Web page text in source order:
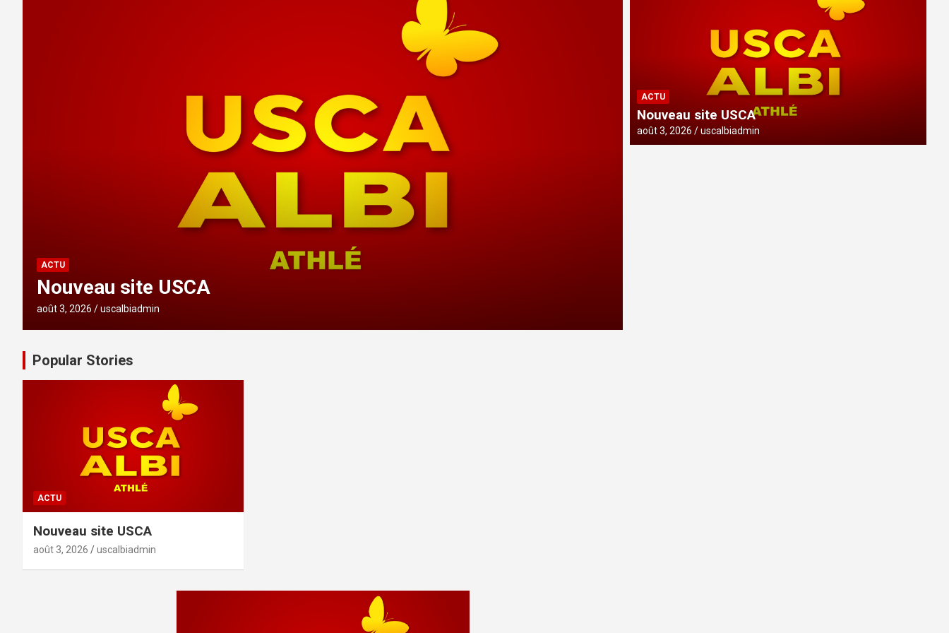
ACTU
Nouveau site USCA
août 3, 2026 uscalbiadmin
ACTU
Nouveau site USCA
août 3, 2026 uscalbiadmin
Popular Stories
ACTU
Nouveau site USCA
août 3, 2026 uscalbiadmin